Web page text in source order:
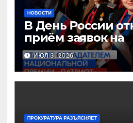
НОВОСТИ
В День России
приём заявок на
Национальную
«Патриот»
ИЮЛ 3, 2026
ПРОКУРАТУРА РАЗЪЯСНЯЕТ